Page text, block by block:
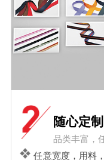
随心定制
品类丰富，
任意宽度，用料